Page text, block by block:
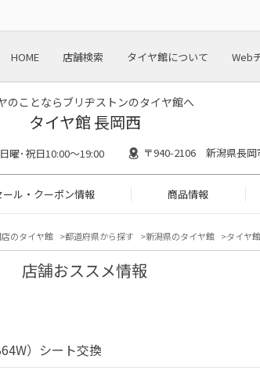
HOME 店舗検索 タイヤ館について Web
のことならブリヂストンのタイヤ館へ
タイヤ館 長岡西
曜･祝日10:00～19:00 〒940-2106 新潟県長岡
ール・クーポン情報 商品情報
のタイヤ館 都道府県から探す 新潟県のタイヤ館 タイヤ
店舗おススメ情報
）シート交換